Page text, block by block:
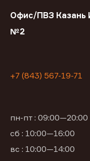
Офис/ПВЗ Казань
№2
+7 (843) 567-19-71
пн-пт : 09:00—20:00
сб : 10:00—16:00
вс : 10:00—14:00